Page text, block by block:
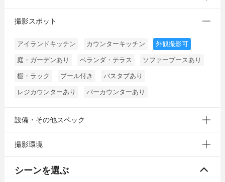
撮影スポット
アイランドキッチン カウンターキッチン 外観撮影可
庭・ガーデンあり ベランダ・テラス ソファーブースあり
棚・ラック プール付き バスタブあり
レジカウンターあり バーカウンターあり
設備・その他スペック
撮影環境
シーンを選ぶ